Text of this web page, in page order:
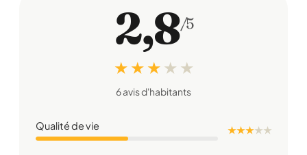
2,8/5
★ ★ ★ ★ ★
6 avis d'habitants
Qualité de vie ★ ★ ★★★